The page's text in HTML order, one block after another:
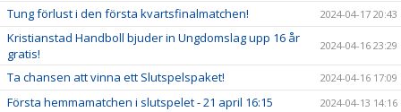
Tung förlust i den första kvartsfinalmatchen! 2024-04-17 20:43
Kristianstad Handboll bjuder in Ungdomslag upp 16 år
gratis!
2024-04-16 23:29
Ta chansen att vinna ett Slutspelspaket! 2024-04-16 17:09
Första hemmamatchen i slutspelet - 21 april 16:15 2024-04-13 14:16